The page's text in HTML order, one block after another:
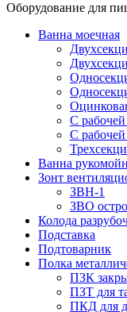
Оборудование для
Ванна моечная
С
С
Ванна
Зонт
ЗВН-1
ЗВО
Колода
Подставка
Подтоварник
Полка
ПЗК
ПЗТ для
ПКД для